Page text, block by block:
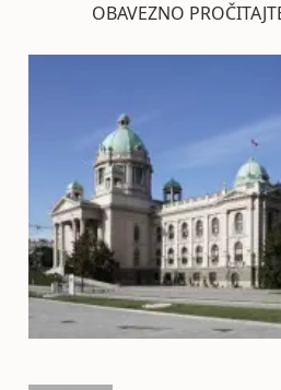
OBAVEZNO